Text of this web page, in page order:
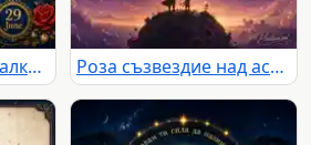
Световен ден на Малкият принц с рози, лисица и звезден поздрав Роза съзвездие над астероид с нежно послание за срещи и сбогувания